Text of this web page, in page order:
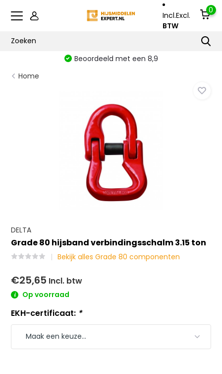
Incl.Excl.
BTW
0
Beoordeeld met een 8,9
Home
DELTA
Grade 80 hijsband verbindingsschalm 3.15 ton
Bekijk alles Grade 80 componenten
€25,65 Incl. btw
Op voorraad
EKH-certificaat: *